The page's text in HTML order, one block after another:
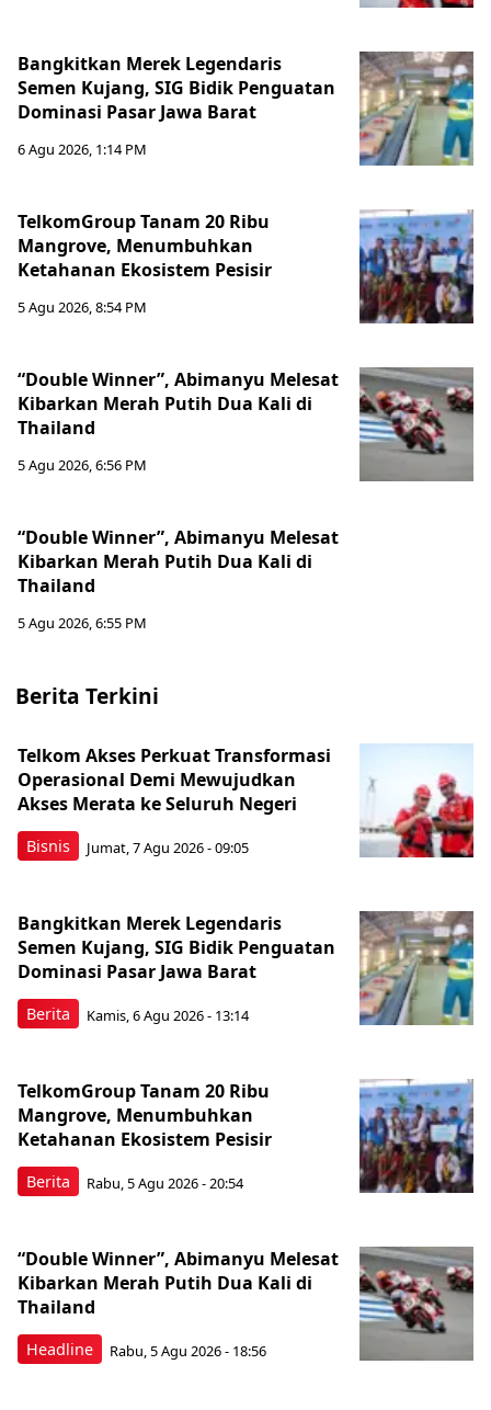
Bangkitkan Merek Legendaris
Semen Kujang, SIG Bidik Penguatan
Dominasi Pasar Jawa Barat
6 Agu 2026, 1:14 PM
TelkomGroup Tanam 20 Ribu
Mangrove, Menumbuhkan
Ketahanan Ekosistem Pesisir
5 Agu 2026, 8:54 PM
“Double Winner”, Abimanyu Melesat
Kibarkan Merah Putih Dua Kali di
Thailand
5 Agu 2026, 6:56 PM
“Double Winner”, Abimanyu Melesat
Kibarkan Merah Putih Dua Kali di
Thailand
5 Agu 2026, 6:55 PM
Berita Terkini
Bisnis
Telkom Akses Perkuat Transformasi
Operasional Demi Mewujudkan
Akses Merata ke Seluruh Negeri
Jumat, 7 Agu 2026 - 09:05
Berita
Bangkitkan Merek Legendaris
Semen Kujang, SIG Bidik Penguatan
Dominasi Pasar Jawa Barat
Kamis, 6 Agu 2026 - 13:14
Berita
TelkomGroup Tanam 20 Ribu
Mangrove, Menumbuhkan
Ketahanan Ekosistem Pesisir
Rabu, 5 Agu 2026 - 20:54
Headline
“Double Winner”, Abimanyu Melesat
Kibarkan Merah Putih Dua Kali di
Thailand
Rabu, 5 Agu 2026 - 18:56